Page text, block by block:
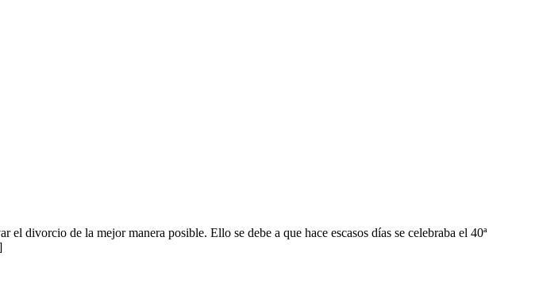
divorcio de la mejor manera posible. Ello se debe a que hace escasos días se celebraba el 40ª